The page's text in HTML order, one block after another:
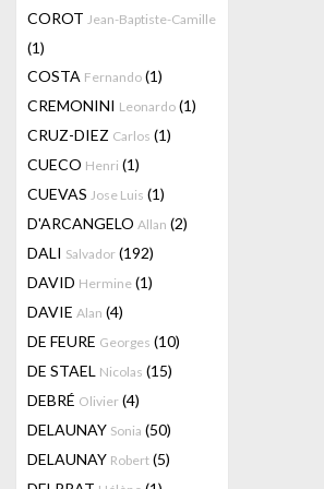
COROT Jean-Baptiste-Camille
(1)
COSTA Fernando (1)
CREMONINI Leonardo (1)
CRUZ-DIEZ Carlos (1)
CUECO Henri (1)
CUEVAS Jose Luis (1)
D'ARCANGELO Allan (2)
DALI Salvador (192)
DAVID Hermine (1)
DAVIE Alan (4)
DE FEURE Georges (10)
DE STAEL Nicolas (15)
DEBRÉ Olivier (4)
DELAUNAY Sonia (50)
DELAUNAY Robert (5)